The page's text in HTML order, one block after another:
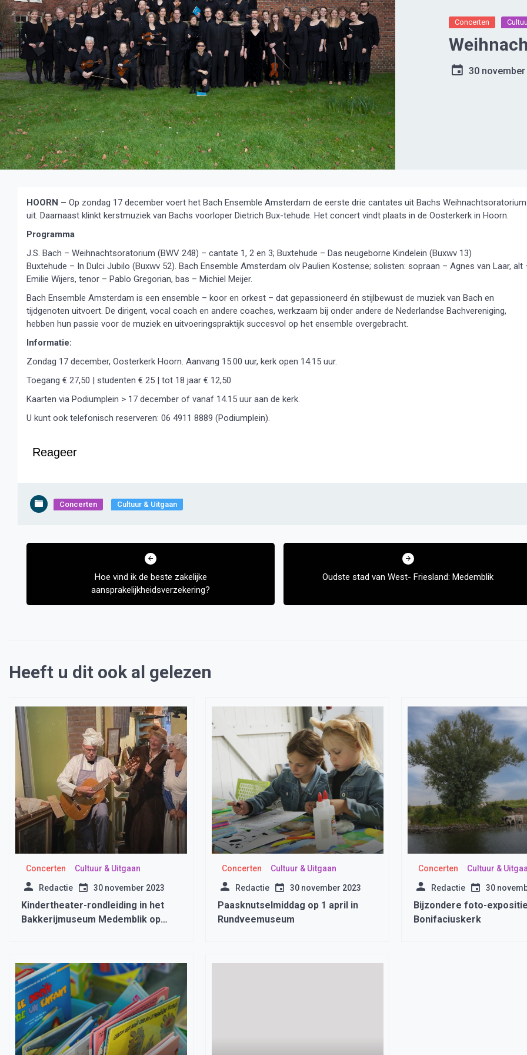
Concerten
30
HOORN – Op zondag 17 december voert het Bach Ensemble Amsterdam de eerste drie cantates uit Bachs Weihnachtsoratorium
uit. Daarnaast klinkt kerstmuziek van Bachs voorloper Dietrich Bux-tehude. Het concert vindt plaats in de Oosterkerk in Hoorn.
Programma
J.S. Bach – Weihnachtsoratorium (BWV 248) – cantate 1, 2 en 3; Buxtehude – Das neugeborne Kindelein (Buxwv 13)
Buxtehude – In Dulci Jubilo (Buxwv 52). Bach Ensemble Amsterdam olv Paulien Kostense; solisten: sopraan – Agnes van Laar, alt
Emilie Wijers, tenor – Pablo Gregorian, bas – Michiel Meijer.
Bach Ensemble Amsterdam is een ensemble – koor en orkest – dat gepassioneerd én stijlbewust de muziek van Bach en
tijdgenoten uitvoert. De dirigent, vocal coach en andere coaches, werkzaam bij onder andere de Nederlandse Bachvereniging,
hebben hun passie voor de muziek en uitvoeringspraktijk succesvol op het ensemble overgebracht.
Informatie:
Zondag 17 december, Oosterkerk Hoorn. Aanvang 15.00 uur, kerk open 14.15 uur.
Toegang € 27,50 | studenten € 25 | tot 18 jaar € 12,50
Kaarten via Podiumplein > 17 december of vanaf 14.15 uur aan de kerk.
U kunt ook telefonisch reserveren: 06 4911 8889 (Podiumplein).
Reageer
Concerten Cultuur & Uitgaan
Bericht
Hoe vind ik de beste zakelijke
aansprakelijkheidsverzekering?
Oudste stad van West- Friesland: Medemblik
Heeft u dit ook al gelezen
Concerten Cultuur & Uitgaan
Redactie 30 november 2023
Kindertheater-rondleiding in het
Bakkerijmuseum Medemblik op
Concerten Cultuur & Uitgaan
Redactie 30 november 2023
Paasknutselmiddag op 1 april in
Rundveemuseum
Concerten Cultuur &
Redactie 30
Bijzondere foto-
Bonifaciuskerk